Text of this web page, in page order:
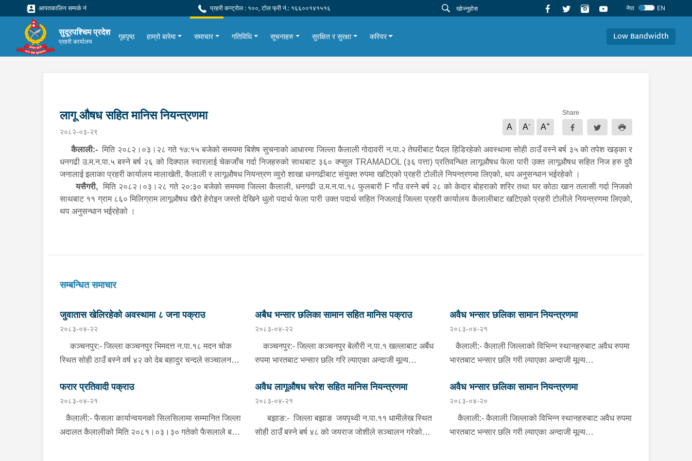
आपतकालिन सम्पर्क नं प्रहरी कन्ट्रोल : १००, टोल फ्री नं.: १६६००१४१५१६ नेपा EN
सुदूरपश्चिम प्रदेश
प्रहरी कार्यालय
गृहपृष्ठ हाम्रो बारेमा समाचार गतिविधि सूचनाहरु सुरक्षित र सुरक्षा करियर Low Bandwidth
लागू औषध सहित मानिस नियन्त्रणमा
२०८२-०३-२९
A A- A+
Share
कैलाली:-मिति २०८२।०३।२८ गते १७:१५ बजेको समयमा बिशेष सुचनाको आधारमा जिल्ला कैलाली गोदावरी न.पा.२ तेघरीबाट पैदल हिडिरहेको अवस्थामा सोही ठाउँ वस्ने बर्ष ३५ को तपेश खड्का र
धनगढी उ.म.न.पा.५ बस्ने बर्ष २६ को दिक्पाल स्वारलाई चेकजाँच गर्दा निजहरुको साथबाट ३६० क्प्सुल TRAMADOL (३६ पत्ता) प्रतिवन्धित लागूऔषध फेला पारी उक्त लागूऔषध सहित निज हरु दुवै
जनालाई इलाका प्रहरी कार्यालय मालाखेती, कैलाली र लागूऔषध नियन्त्रण व्युरो शाखा धनगढीबाट संयुक्त रुपमा खटिएको प्रहरी टोलीले नियन्त्रणमा लिएको, थप अनुसन्धान भईरहेको ।
यसैगरी,मिति २०८२।०३।२८ गते २०:३० बजेको समयमा जिल्ला कैलाली, धनगढी उ.म.न.पा.१८ फुलबारी F गाँउ वस्ने बर्ष २८ को केदार बोहराको शरिर तथा घर कोठा खान तलासी गर्दा निजको
साथबाट ११ ग्राम ८६० मिलिग्राम लागूऔषध खैरो हेरोइन जस्तो देखिने धुलो पदार्थ फेला पारी उक्त पदार्थ सहित निजलाई जिल्ला प्रहरी कार्यालय कैलालीबाट खटिएको प्रहरी टोलीले नियन्त्रणमा लिएको,
थप अनुसन्धान भईरहेको ।
सम्बन्धित समाचार
जुवातास खेलिरहेको अवस्थामा ८ जना पक्राउ
२०८३-०४-२२
कञ्चनपुर:- जिल्ला कञ्चनपुर भिमदत्त न.पा.१८ मदन चोक
स्थित सोही ठाउँ बस्ने वर्ष ४२ को देब बहादुर चन्दले सञ्चालन
बहादुर चन्द सहित ८ जनालाई बिहीबार साँझ गोप्य सुचनाको
आधारमा जिल्ला प्रहरी कार्यालय कञ्चनपुरबाट खटिएको प्रहरी
टोलीले नगद रु.५५,०८०।- ( पचपन्न हजार असी) र २ गड्डी
तास सहित पक्राउ गरेको छ । यस सम्बन्धमा प्रहरीले
अबैध भन्सार छलिका सामान सहित मानिस पक्राउ
२०८३-०४-२२
कञ्चनपुर:- जिल्ला कञ्चनपुर बेलौरी न.पा.१ खल्लाबाट अबैंध
रुपमा भारतबाट भन्सार छलि गरि ल्याएका अन्दाजी मूल्य
साइकल सहित लखिमपुर खिरी बसही कलौनी वस्ने बर्ष २२ को
सन्तोश कुमार, वर्ष २० को अनुज गुप्ता, वर्ष २४ को सञ्जय कुमार
र वर्ष २१ को मनोज कुमारलाई प्रहरी चौकी फटैया,
कञ्चनपुरबाट खटिएको प्रहरीले बिहिबार राति फेला पारी चारै
अवैध भन्सार छलिका सामान नियन्त्रणमा
२०८३-०४-२१
कैलाली:- कैलाली जिल्लाको विभिन्न स्थानहरुबाट अवैध रुपमा
भारतबाट भन्सार छलि गरी ल्याएका अन्दाजी मूल्य
मोबाइल कभर लगायतका सामानहरु बुधबार जिल्ला प्रहरी
कार्यालय कैलाली तथा मातहत कार्यालयबाट खटिएको प्रहरीले
बेवारिसे अवस्थामा फेला पारी आवश्यक प्रक्रिया पुरा गरी
नियन्त्रणमा लिएको छ । कञ्चनपुर:- कञ्चनपुर जिल्लाको
फरार प्रतिवादी पक्राउ
२०८३-०४-२१
कैलाली:- फैसला कार्यान्वयनको सिलसिलामा सम्मानित जिल्ला
अदालत कैलालीको मिति २०८१।०३।३० गतेको फैसलाले बहु-
अवैध लागूऔषध चरेश सहित मानिस नियन्त्रणमा
२०८३-०४-२१
बझाङ:- जिल्ला बझाङ जयपृथ्वी न.पा.११ धामीलेख स्थित
सोही ठाउँ बस्ने बर्ष ४८ को जयराज जोशीले सञ्चालन गरेको
अवैध भन्सार छलिका सामान नियन्त्रणमा
२०८३-०४-२०
कैलाली:- कैलाली जिल्लाको विभिन्न स्थानहरुबाट अवैध रुपमा
भारतबाट भन्सार छलि गरी ल्याएका अन्दाजी मूल्य